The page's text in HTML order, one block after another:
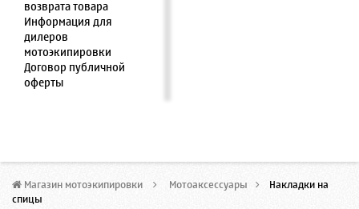
возврата товара
Информация для
дилеров
мотоэкипировки
Договор публичной
оферты
Магазин мотоэкипировки > Мотоаксессуары > Накладки на
спицы